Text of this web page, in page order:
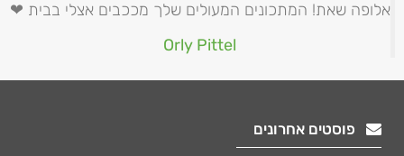
אלופה שאת! המתכונים המעולים שלך מככבים אצלי בבית ❤
Orly Pittel
פוסטים אחרונים